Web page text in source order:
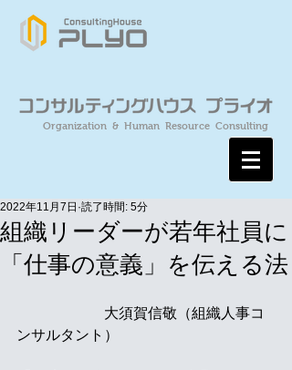
Organization & Human Resource Consulting
組織リーダーが若年社員に
「仕事の意義」を伝える法
2022年11月7日 読了時間: 5分
大須賀信敬（組織人事コ
ンサルタント）